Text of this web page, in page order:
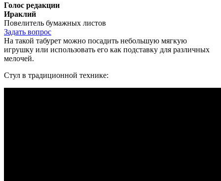
Голос редакции
Ираклий
Повелитель бумажных листов
Задать вопрос
На такой табурет можно посадить небольшую мягкую
игрушку или использовать его как подставку для различных
мелочей.
Стул в традиционной технике: